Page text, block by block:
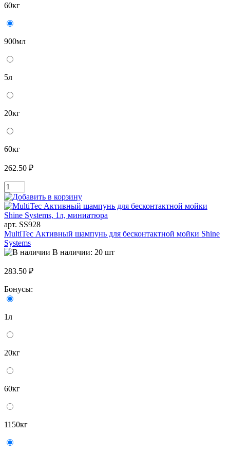
60кг
900мл
5л
20кг
60кг
262.50 ₽
арт. SS928
MultiTec Активный шампунь для бесконтактной мойки Shine
Systems
В наличии: 20 шт
283.50 ₽
Бонусы:
1л
20кг
60кг
1150кг